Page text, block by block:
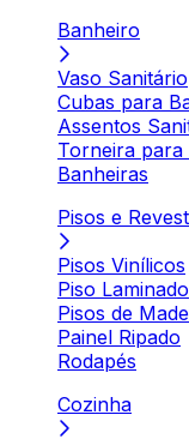
Banheiro
Vaso Sanitário
Cubas para
Assentos
Torneira para
Banheiras
Pisos e
Pisos Vinílicos
Piso Laminado
Pisos de
Painel Ripado
Rodapés
Cozinha